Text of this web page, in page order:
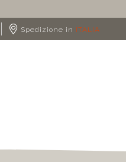
Spedizione in ITALIA